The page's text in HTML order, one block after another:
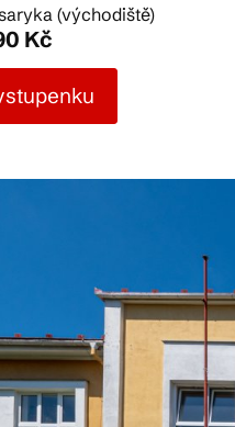
(východiště)
Kč